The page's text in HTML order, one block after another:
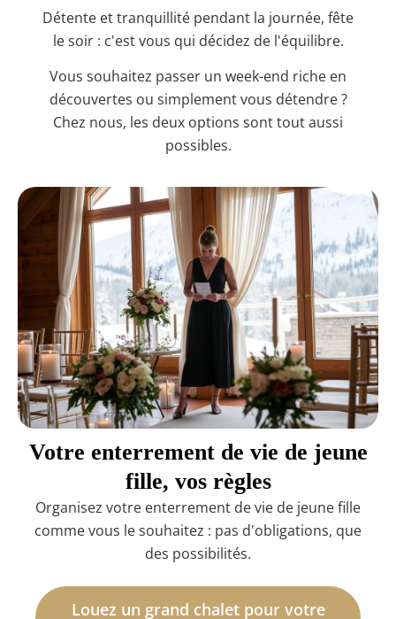
Détente et tranquillité pendant la journée, fête
le soir : c'est vous qui décidez de l'équilibre.
Vous souhaitez passer un week-end riche en
découvertes ou simplement vous détendre ?
Chez nous, les deux options sont tout aussi
possibles.
Votre enterrement de vie de jeune
fille, vos règles
Organisez votre enterrement de vie de jeune fille
comme vous le souhaitez : pas d'obligations, que
des possibilités.
Louez un grand chalet pour votre